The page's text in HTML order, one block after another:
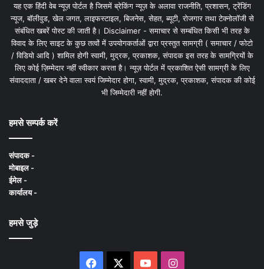
यह एक हिंदी वेब न्यूज़ पोर्टल है जिसमें ब्रेकिंग न्यूज़ के अलावा राजनीति, प्रशासन, ट्रेंडिंग
न्यूज, बॉलीवुड, खेल जगत, लाइफस्टाइल, बिजनेस, सेहत, ब्यूटी, रोजगार तथा टेक्नोलॉजी से
संबंधित खबरें पोस्ट की जाती है। Disclaimer - समाचार से सम्बंधित किसी भी तरह के
विवाद के लिए साइट के कुछ तत्वों में उपयोगकर्ताओं द्वारा प्रस्तुत सामग्री ( समाचार / फोटो
/ विडियो आदि ) शामिल होगी स्वामी, मुद्रक, प्रकाशक, संपादक इस तरह के सामग्रियों के
लिए कोई ज़िम्मेदार नहीं स्वीकार करता है। न्यूज़ पोर्टल में प्रकाशित ऐसी सामग्री के लिए
संवाददाता / खबर देने वाला स्वयं जिम्मेदार होगा, स्वामी, मुद्रक, प्रकाशक, संपादक की कोई
भी जिम्मेदारी नहीं होगी.
हमसे सम्पर्क करें
संपादक -
मोबाइल -
ईमेल -
कार्यालय -
हमसे जुड़े
Facebook YouTubeInstagram